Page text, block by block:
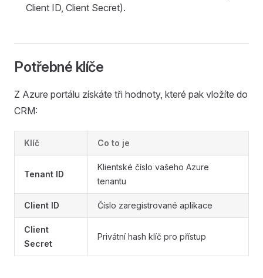
Client ID, Client Secret).
Potřebné klíče
Z Azure portálu získáte tři hodnoty, které pak vložíte do
CRM:
Klíč Co to je
Tenant ID
Klientské číslo vašeho Azure
tenantu
Client ID Číslo zaregistrované aplikace
Client
Secret
Privátní hash klíč pro přístup